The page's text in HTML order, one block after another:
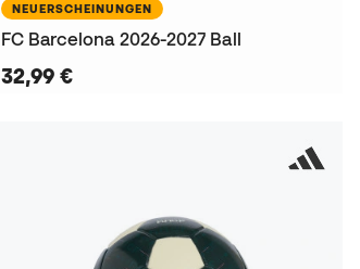
NEUERSCHEINUNGEN
FC Barcelona 2026-2027 Ball
32,99 €